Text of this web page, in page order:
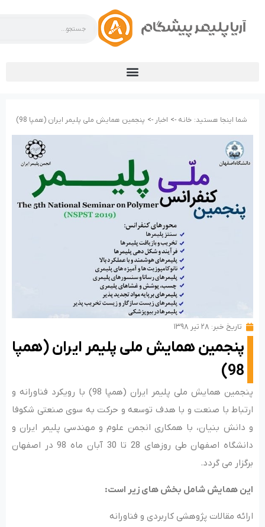
شما اینجا هستید: خانه -> اخبار -> پنجمین همایش ملی پلیمر ایران (همپا 98)
تاریخ خبر: ۲۸ تیر ۱۳۹۸
پنجمین همایش ملی پلیمر ایران (همپا
98)
پنجمین همایش ملی پلیمر ایران (همپا 98) با رویکرد فناورانه و
ارتباط با صنعت و با هدف توسعه و حرکت به سوی صنعتی شکوفا
و دانش بنیان، با همکاری انجمن علوم و مهندسی پلیمر ایران و
دانشگاه اصفهان طی روزهای 28 تا 30 آبان ماه 98 در اصفهان
برگزار می گردد.
این همایش شامل بخش های زیر است:
ارائه مقالات پژوهشی کاربردی و فناورانه